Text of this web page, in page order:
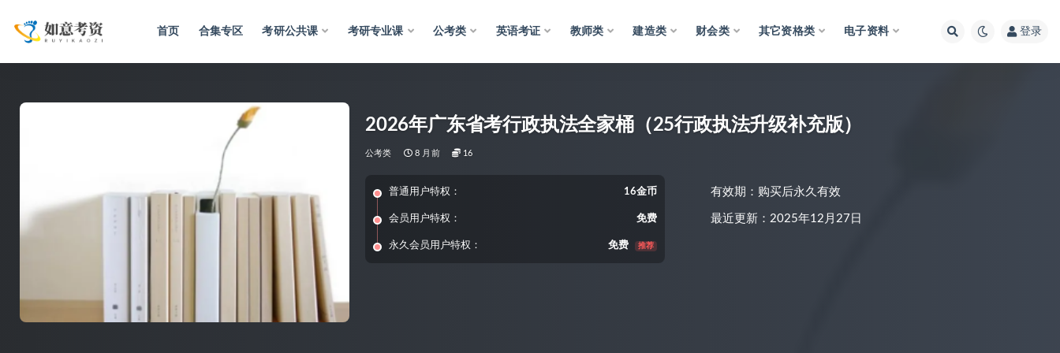
首页 合集专区 考研公共课 考研专业课 公考类 英语考证 教师类 建造类 财会类 其它资格类 电子资料 登录
2026年广东省考行政执法全家桶（25行政执法升级补充版）
公考类 8 月前 16
普通用户特权： 16金币
会员用户特权： 免费
永久会员用户特权： 免费 推荐
有效期：购买后永久有效
最近更新：2025年12月27日